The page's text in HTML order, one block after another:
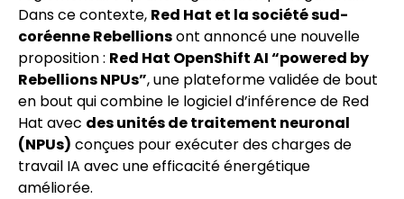
Dans ce contexte, Red Hat et la société sud-
coréenne Rebellionsont annoncé une nouvelle
proposition : Red Hat OpenShift AI “powered by
Rebellions NPUs”, une plateforme validée de bout
en bout qui combine le logiciel d’inférence de Red
Hat avec des unités de traitement neuronal
(NPUs) conçues pour exécuter des charges de
travail IA avec une efficacité énergétique
améliorée.